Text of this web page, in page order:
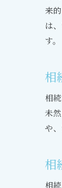
来
は
す。
相
相
未
や
相
相